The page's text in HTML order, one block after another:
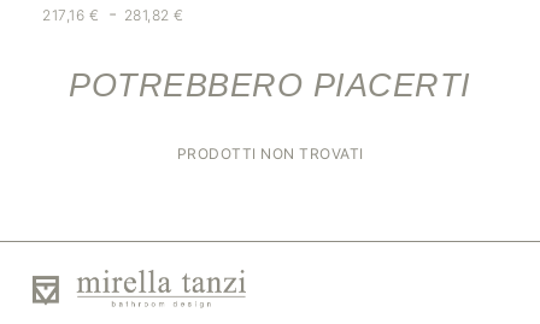
217,16 € - 281,82€
POTREBBERO PIACERTI
PRODOTTI NON TROVATI